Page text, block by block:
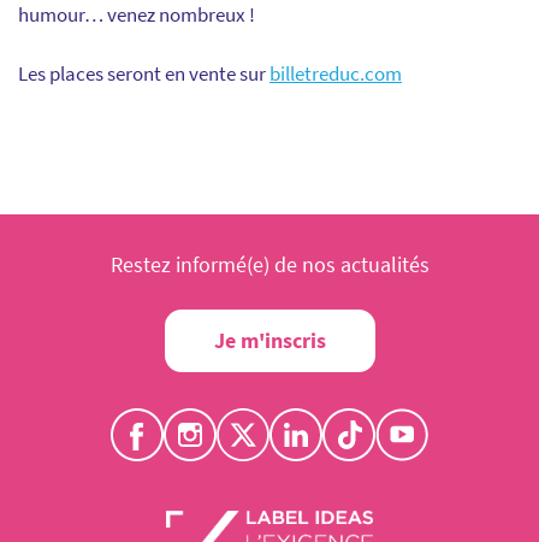
humour… venez nombreux !
Les places seront en vente surbilletreduc.com
Restez informé(e) de nos actualités
Je m'inscris